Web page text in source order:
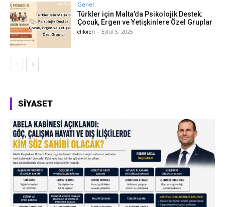
Genel
Türkler için Malta’da Psikolojik Destek:
Çocuk, Ergen ve Yetişkinlere Özel Gruplar
eliforen - Eylül 5, 2025
SIYASET